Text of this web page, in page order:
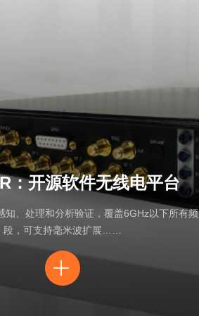
：开源软件无线电平台
知、处理和分析验证，覆盖6GHz以下所有频
段，可支持毫米波扩展……
ꄶ